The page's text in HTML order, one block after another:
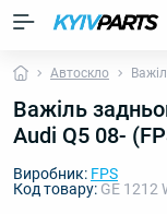
Автоскло
Важіль
Audi Q5 08-
Виробник: FPS
Код товару: GE 1212